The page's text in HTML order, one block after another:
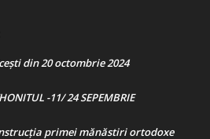
din 20 octombrie 2024
-11/ 24 SEPEMBRIE
primei mănăstiri ortodoxe